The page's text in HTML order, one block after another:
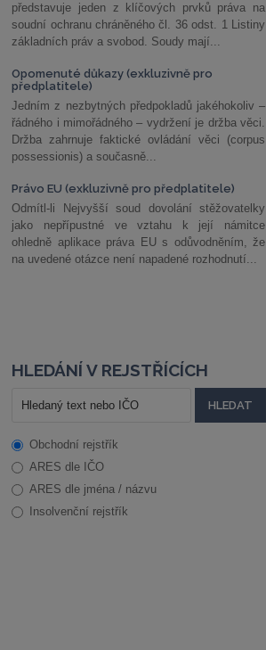
představuje jeden z klíčových prvků práva na
soudní ochranu chráněného čl. 36 odst. 1 Listiny
základních práv a svobod. Soudy mají...
Opomenuté důkazy (exkluzivně pro
předplatitele)
Jedním z nezbytných předpokladů jakéhokoliv –
řádného i mimořádného – vydržení je držba věci.
Držba zahrnuje faktické ovládání věci (corpus
possessionis) a současně...
Právo EU (exkluzivně pro předplatitele)
Odmítl-li Nejvyšší soud dovolání stěžovatelky
jako nepřípustné ve vztahu k její námitce
ohledně aplikace práva EU s odůvodněním, že
na uvedené otázce není napadené rozhodnutí...
HLEDÁNÍ V REJSTŘÍCÍCH
Obchodní rejstřík
ARES dle IČO
ARES dle jména / názvu
Insolvenční rejstřík